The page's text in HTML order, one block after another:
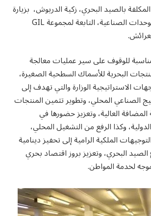
بالصيد البحري، زكية الدريوش، بزيارة
ميدانية لعدد من الوحدات الصناعية، التابعة لمجموعة GIL
للوقوف على سير عمليات معالجة
البحرية للأسماك السطحية الصغيرة،
الاستراتيجية الوزارة والتي تهدف إلى
الصناعي المحلي، وتطوير تثمين المنتجات
المضافة العالية، وتعزيز حضورها في
وكذا الرفع من التشغيل المحلي،
الملكية الرامية إلى تحفيز دينامية
البحري، وتعزيز بروز اقتصاد بحري
لخدمة المواطن.